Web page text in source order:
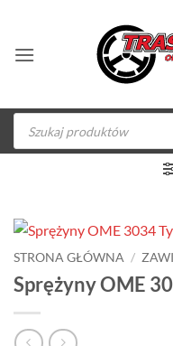
zawartości
Wyszukiwarka
produktów
STRONA GŁÓWNA /
Sprężyny OME